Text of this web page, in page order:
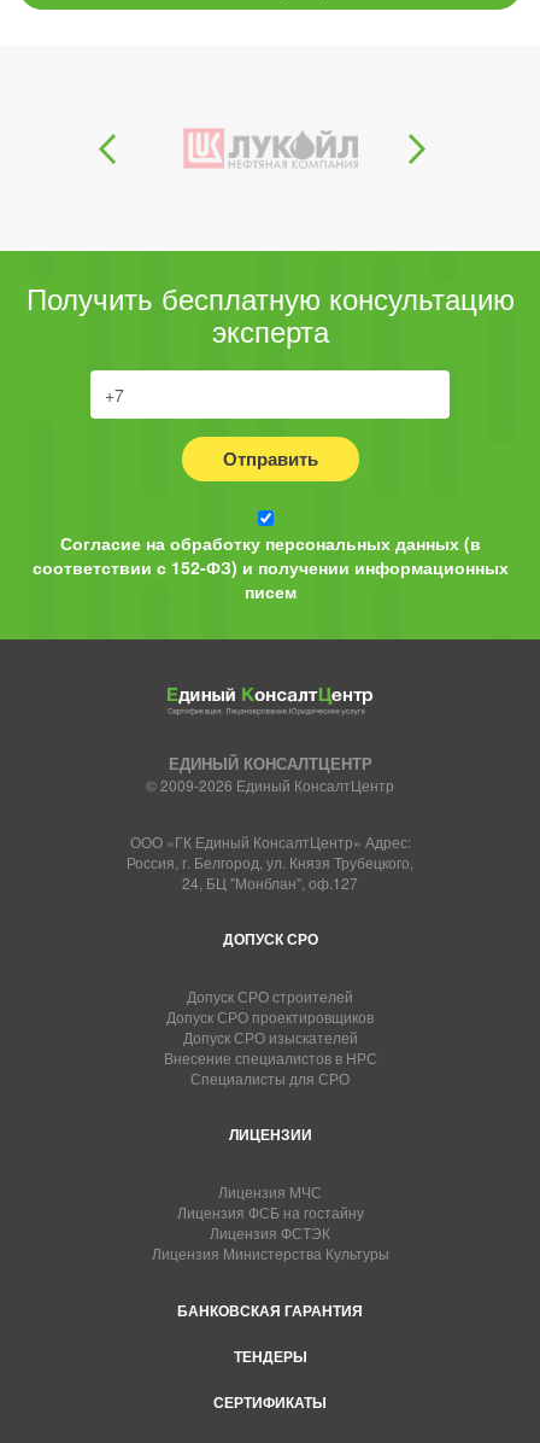
Получить бесплатную консультацию
эксперта
Отправить
Согласие на обработку персональных данных (в
соответствии с 152-ФЗ) и получении информационных
писем
ЕДИНЫЙ КОНСАЛТЦЕНТР
© 2009-2026 Единый КонсалтЦентр
ООО «ГК Единый КонсалтЦентр» Адрес:
Россия, г. Белгород, ул. Князя Трубецкого,
24, БЦ "Монблан", оф.127
ДОПУСК СРО
Допуск СРО строителей
Допуск СРО проектировщиков
Допуск СРО изыскателей
Внесение специалистов в НРС
Специалисты для СРО
ЛИЦЕНЗИИ
Лицензия МЧС
Лицензия ФСБ на гостайну
Лицензия ФСТЭК
Лицензия Министерства Культуры
БАНКОВСКАЯ ГАРАНТИЯ
ТЕНДЕРЫ
СЕРТИФИКАТЫ